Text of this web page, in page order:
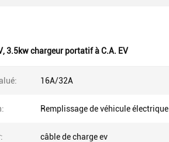
,3.5kw chargeur portatif à C.A. EV
16A/32A
Remplissage de véhicule électrique
câble de charge ev